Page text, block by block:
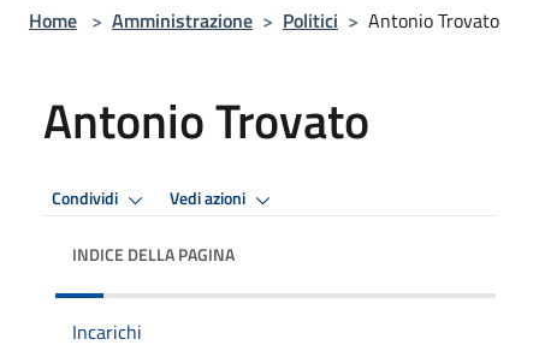
Home > Amministrazione > Politici > Antonio Trovato
Antonio Trovato
Condividi Vedi azioni
INDICE DELLA PAGINA
Incarichi